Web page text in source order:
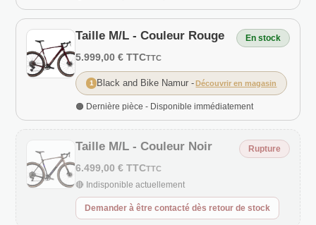
Taille M/L - Couleur Rouge En stock
5.999,00 € TTCTTC
1 Black and Bike Namur - Découvrir en magasin
🟠 Dernière pièce - Disponible immédiatement
Taille M/L - Couleur Noir Rupture
6.499,00 € TTCTTC
🔴 Indisponible actuellement
Demander à être contacté dès retour de stock